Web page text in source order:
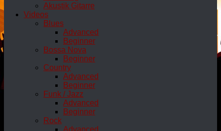
Akustik Gitarre
Videos
Blues
Advanced
Beginner
Bossa Nova
Beginner
Country
Advanced
Beginner
Funk / Jazz
Advanced
Beginner
Rock
Advanced